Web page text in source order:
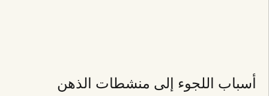
أسباب اللجوء إلى منشطات الذهن